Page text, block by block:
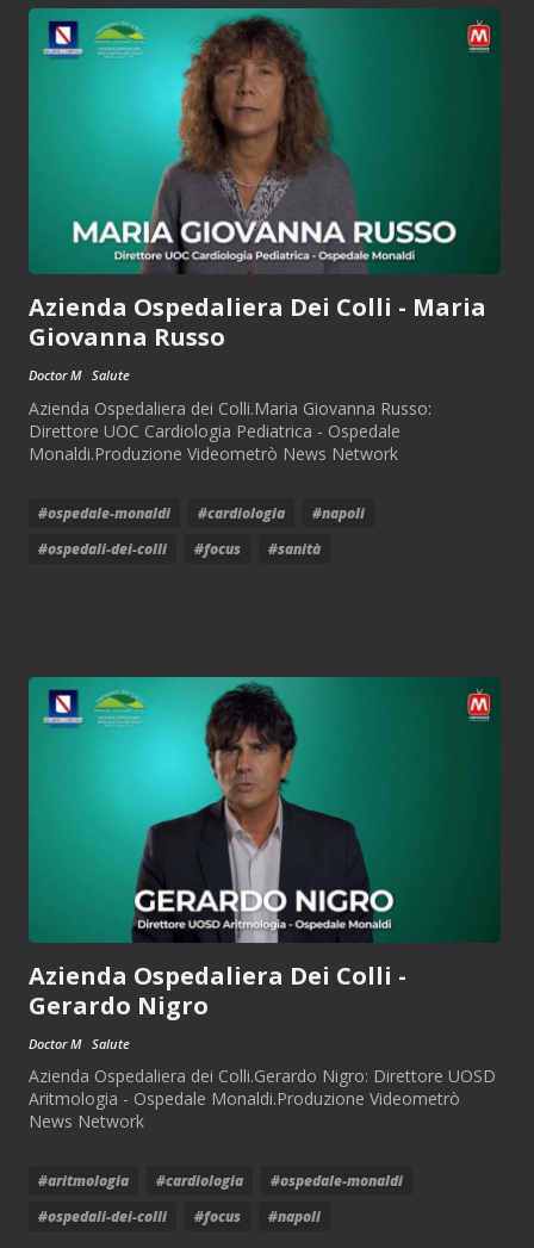
Azienda Ospedaliera Dei Colli - Maria
Giovanna Russo
Doctor M Salute
Azienda Ospedaliera dei Colli.Maria Giovanna Russo:
Direttore UOC Cardiologia Pediatrica - Ospedale
Monaldi.Produzione Videometrò News Network
#ospedale-monaldi #cardiologia
#napoli
#ospedali-dei-colli
#focus #sanità
Azienda Ospedaliera Dei Colli -
Gerardo Nigro
Doctor M Salute
Azienda Ospedaliera dei Colli.Gerardo Nigro: Direttore UOSD
Aritmologia - Ospedale Monaldi.Produzione Videometrò
News Network
#aritmologia #cardiologia
#ospedale-monaldi
#ospedali-dei-colli
#focus #napoli